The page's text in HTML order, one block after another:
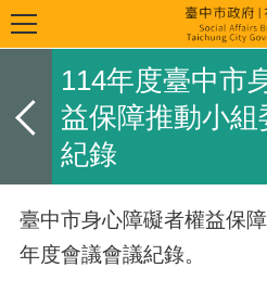
114年度臺中市
益保障推動小組
紀錄
臺中市身心障礙者權益保
年度會議會議紀錄。